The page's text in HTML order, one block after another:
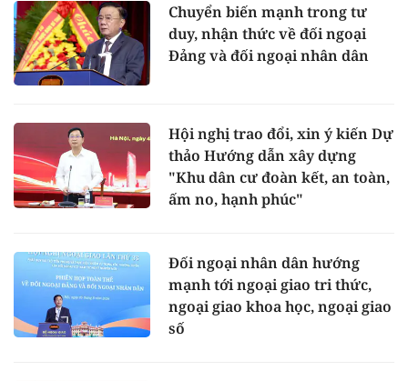
Chuyển biến mạnh trong tư
duy, nhận thức về đối ngoại
Đảng và đối ngoại nhân dân
Hội nghị trao đổi, xin ý kiến Dự
thảo Hướng dẫn xây dựng
"Khu dân cư đoàn kết, an toàn,
ấm no, hạnh phúc"
Đối ngoại nhân dân hướng
mạnh tới ngoại giao tri thức,
ngoại giao khoa học, ngoại giao
số